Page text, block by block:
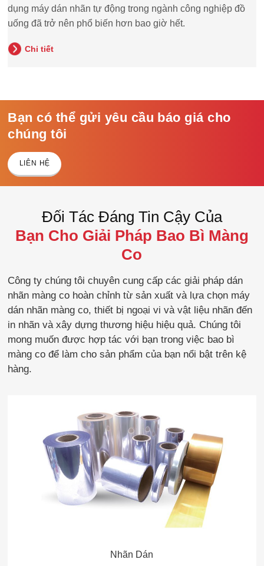
dụng máy dán nhãn tự động trong ngành công nghiệp đồ
uống đã trở nên phổ biến hơn bao giờ hết.
Chi tiết
Bạn có thể gửi yêu cầu báo giá cho
chúng tôi
LIÊN HỆ
Đối Tác Đáng Tin Cậy Của
Bạn Cho Giải Pháp Bao Bì Màng
Co
Công ty chúng tôi chuyên cung cấp các giải pháp dán
nhãn màng co hoàn chỉnh từ sản xuất và lựa chọn máy
dán nhãn màng co, thiết bị ngoại vi và vật liệu nhãn đến
in nhãn và xây dựng thương hiệu hiệu quả. Chúng tôi
mong muốn được hợp tác với bạn trong việc bao bì
màng co để làm cho sản phẩm của bạn nổi bật trên kệ
hàng.
Nhãn Dán